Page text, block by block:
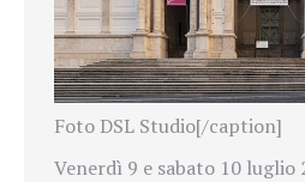
Foto DSL Studio[/caption]
Venerdì 9 e sabato 10 luglio